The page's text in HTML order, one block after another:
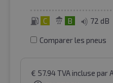
C B 72 dB
Comparer les pneus
€ 57.94TVA incluse par